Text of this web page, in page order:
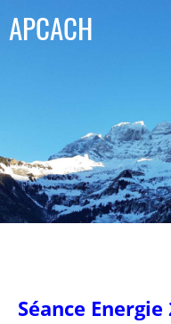
APCACH
Séance